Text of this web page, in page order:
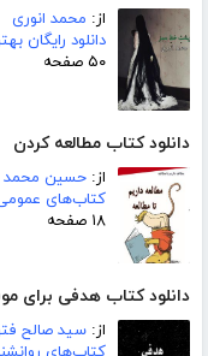
از: محمد انوری
دانلود رایگان
۵۰ صفحه
دانلود کتاب مطالعه کردن
از: حسین محمد
کتاب‌های
۱۸ صفحه
دانلود کتاب هدفی برای
از: سید صالح